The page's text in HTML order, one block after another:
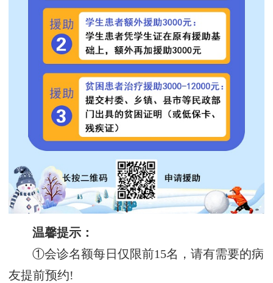
温馨提示：
①会诊名额每日仅限前15名，请有需要的病
友提前预约!